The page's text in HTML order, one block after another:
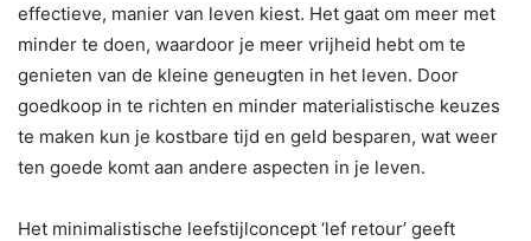
effectieve, manier van leven kiest. Het gaat om meer met
minder te doen, waardoor je meer vrijheid hebt om te
genieten van de kleine geneugten in het leven. Door
goedkoop in te richten en minder materialistische keuzes
te maken kun je kostbare tijd en geld besparen, wat weer
ten goede komt aan andere aspecten in je leven.
Het minimalistische leefstijlconcept ‘lef retour’ geeft